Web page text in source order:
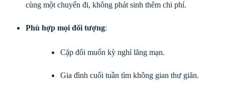
cùng một chuyến đi, không phát sinh thêm chi phí.
Phù hợp mọi đối tượng:
Cặp đôi muốn kỳ nghỉ lãng mạn.
Gia đình cuối tuần tìm không gian thư giãn.